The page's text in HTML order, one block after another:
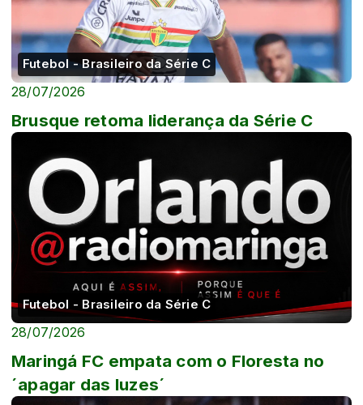
Futebol - Brasileiro da Série C
28/07/2026
Brusque retoma liderança da Série C
Futebol - Brasileiro da Série C
28/07/2026
Maringá FC empata com o Floresta no
´apagar das luzes´